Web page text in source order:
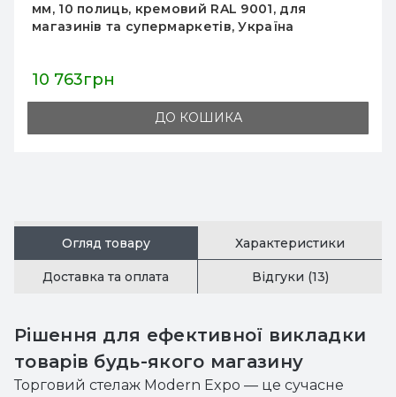
2235х665х400 мм, 2 полиці, кремовий, для
складу, магазину та кухні, Україна,
4 422грн
ДО КОШИКА
Огляд товару Характеристики
Доставка та оплата Відгуки (13)
Рішення для ефективної викладки
товарів будь-якого магазину
Торговий стелаж Modern Expo — це сучасне